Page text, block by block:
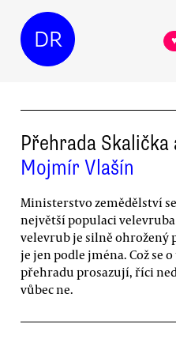
DR
Přehrada Skalička
Mojmír Vlašín
Ministerstvo zemědělství
největší populaci
velevrub je silně ohrožený
je jen podle jména. Což se
přehradu prosazují, říci
vůbec ne.